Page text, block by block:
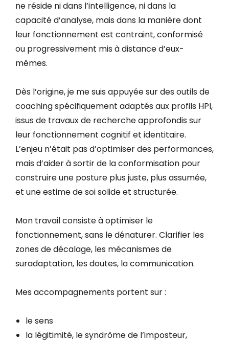
ne réside ni dans l’intelligence, ni dans la
capacité d’analyse, mais dans la manière dont
leur fonctionnement est contraint, conformisé
ou progressivement mis à distance d’eux-
mêmes.
Dès l’origine, je me suis appuyée sur des outils de
coaching spécifiquement adaptés aux profils HPI,
issus de travaux de recherche approfondis sur
leur fonctionnement cognitif et identitaire.
L’enjeu n’était pas d’optimiser des performances,
mais d’aider à sortir de la conformisation pour
construire une posture plus juste, plus assumée,
et une estime de soi solide et structurée.
Mon travail consiste à optimiser le
fonctionnement, sans le dénaturer. Clarifier les
zones de décalage, les mécanismes de
suradaptation, les doutes, la communication.
Mes accompagnements portent sur :
le sens
la légitimité, le syndrôme de l’imposteur,